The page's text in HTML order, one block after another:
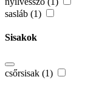
sasláb (1)
Sisakok
csőrsisak (1)